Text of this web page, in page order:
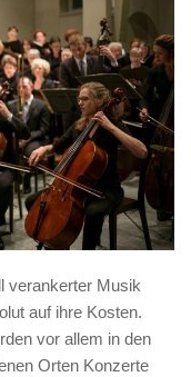
verankerter Musik
auf ihre Kosten.
vor allem in den
Orten Konzerte